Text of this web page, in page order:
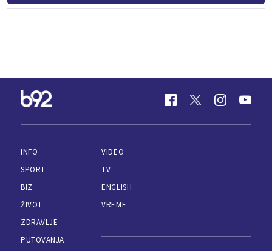
INFO
SPORT
BIZ
ŽIVOT
ZDRAVLJE
PUTOVANJA
VIDEO
TV
ENGLISH
VREME